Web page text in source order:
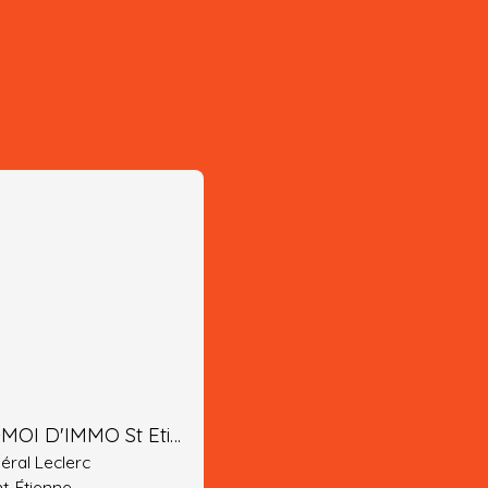
PARLEZ-MOI D'IMMO St Etienne
Leclerc